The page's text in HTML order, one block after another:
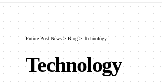
Future Post News> Blog> Technology
Technology